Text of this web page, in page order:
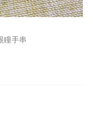
瞳手串